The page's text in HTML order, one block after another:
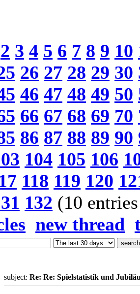
2 3 4 5 6 7 8 9 10
26 27 28 29 30
46 47 48 49 50
66 67 68 69 70
86 87 88 89 90
104 105 106
118 119 120
132 (10
new thread
subject: Re: Re: Spielstatistik und